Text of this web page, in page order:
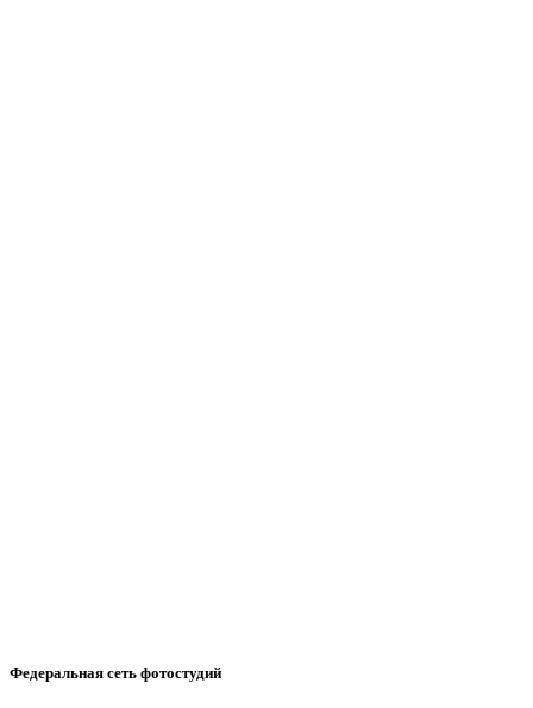
Федеральная сеть фотостудий